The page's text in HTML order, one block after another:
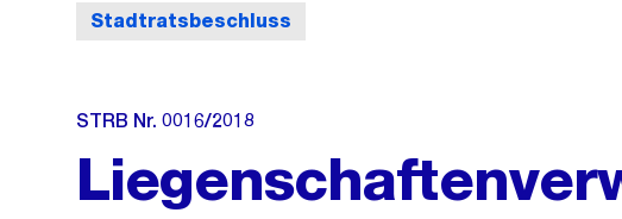
Stadtratsbeschluss
STRB Nr. 0016/2018